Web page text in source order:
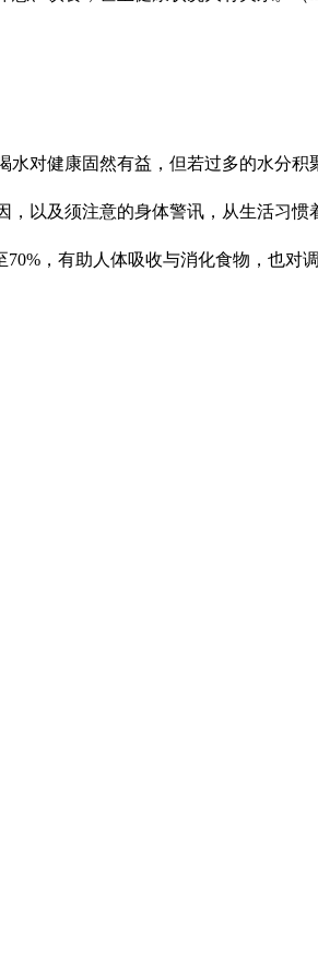
对健康固然有益，但若过多的水分积
以及须注意的身体警讯，从生活习惯
，有助人体吸收与消化食物，也对